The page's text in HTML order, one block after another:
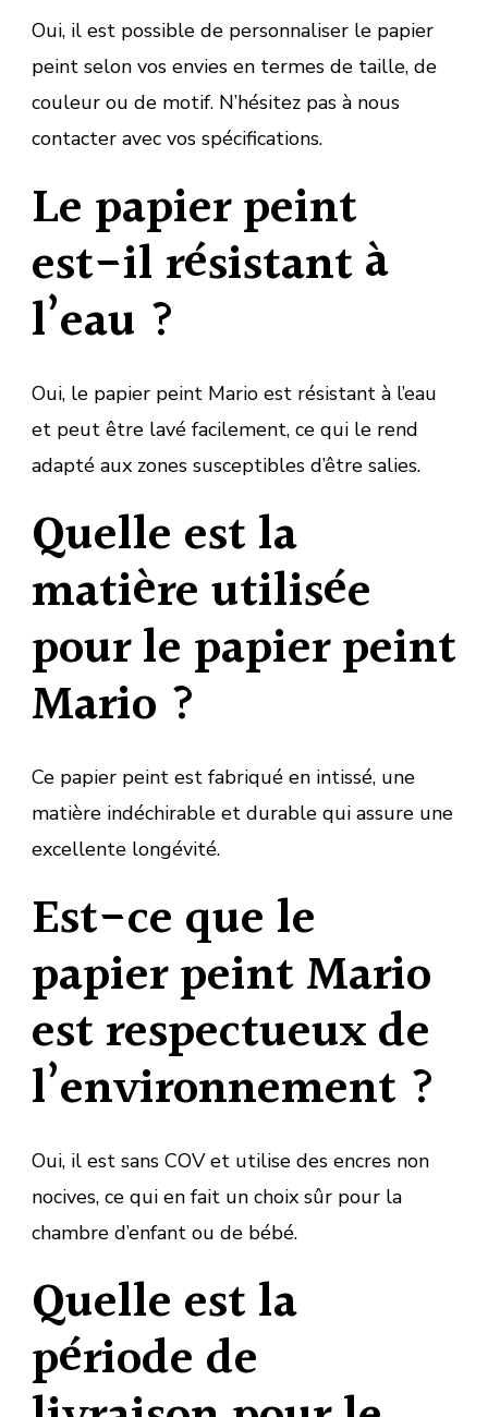
Oui, il est possible de personnaliser le papier
peint selon vos envies en termes de taille, de
couleur ou de motif. N’hésitez pas à nous
contacter avec vos spécifications.
Le papier peint
est-il résistant à
l’eau ?
Oui, le papier peint Mario est résistant à l’eau
et peut être lavé facilement, ce qui le rend
adapté aux zones susceptibles d’être salies.
Quelle est la
matière utilisée
pour le papier peint
Mario ?
Ce papier peint est fabriqué en intissé, une
matière indéchirable et durable qui assure une
excellente longévité.
Est-ce que le
papier peint Mario
est respectueux de
l’environnement ?
Oui, il est sans COV et utilise des encres non
nocives, ce qui en fait un choix sûr pour la
chambre d’enfant ou de bébé.
Quelle est la
période de